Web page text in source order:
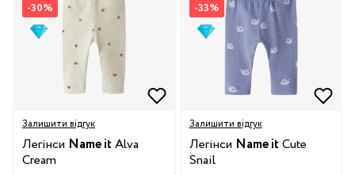
-30%
Залишити відгук
Легінси Name it Alva
Cream
-33%
Залишити відгук
Легінси Name it Cute
Snail